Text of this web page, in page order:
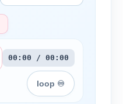
00:00 / 00:00
loop ♾️